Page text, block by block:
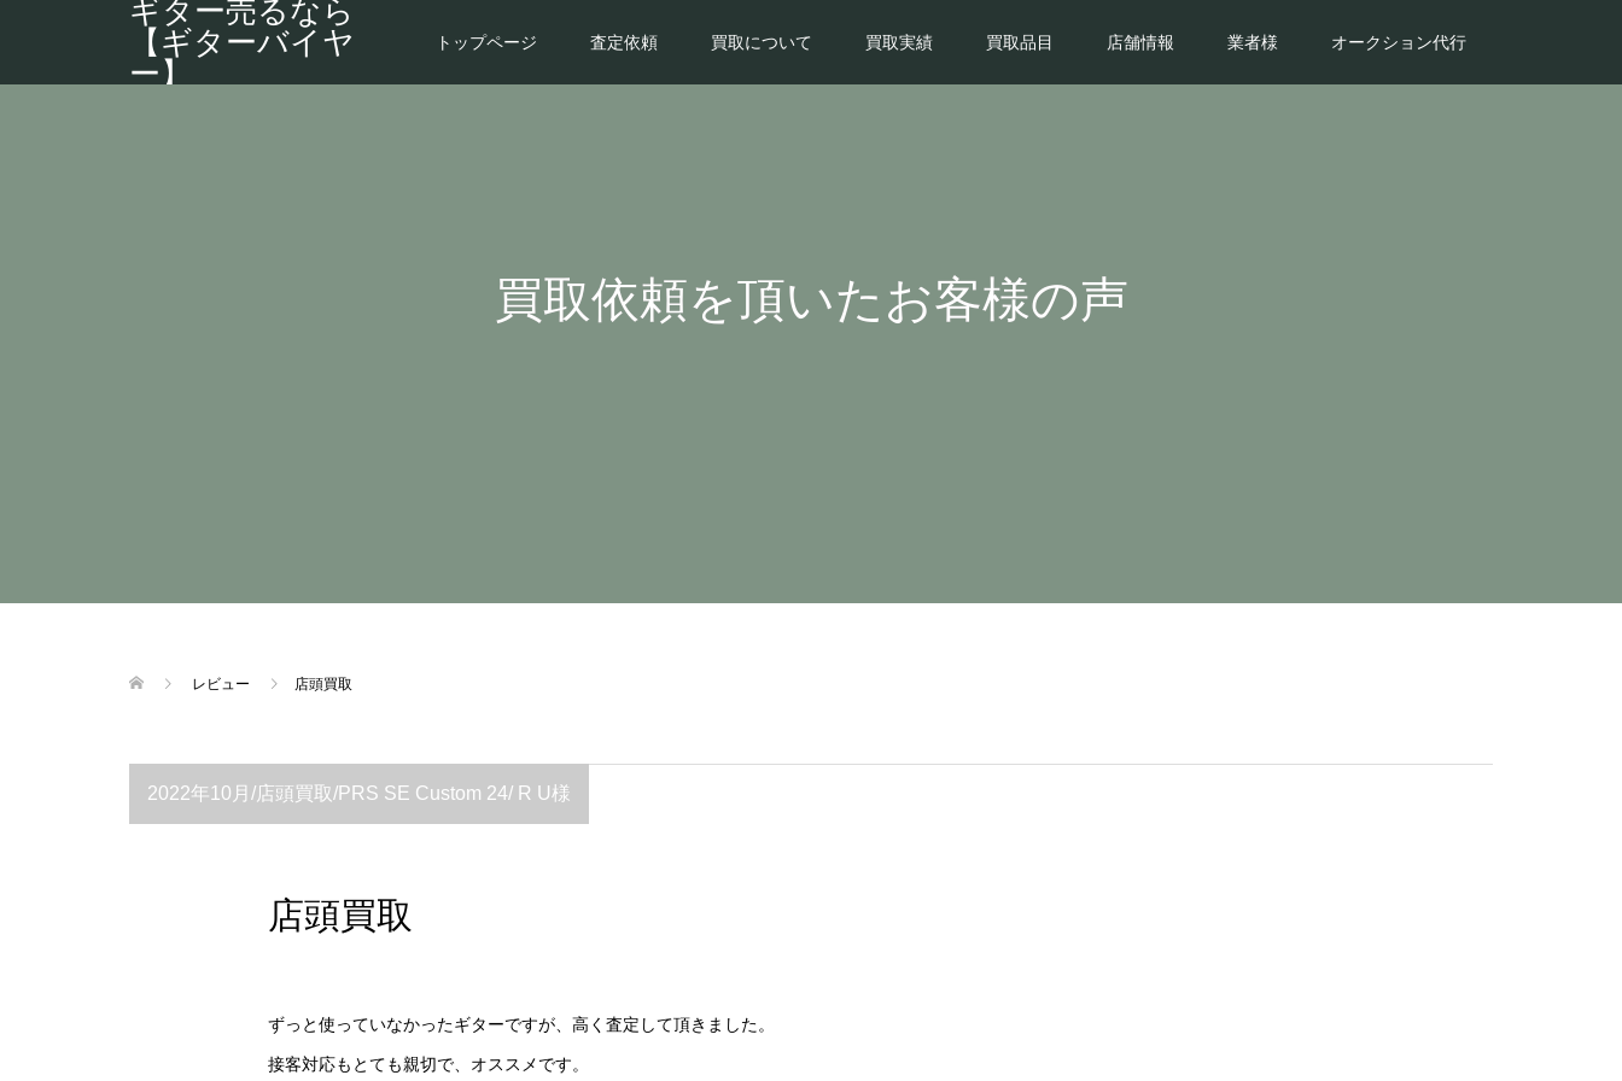
ギター売るなら
【ギターバイヤ
ー】
トップページ 査定依頼 買取について 買取実績 買取品目 店舗情報 業者様 オークション代行
買取依頼を頂いたお客様の声
レビュー 店頭買取
2022年10月/店頭買取/PRS SE Custom 24/ R U様
店頭買取
ずっと使っていなかったギターですが、高く査定して頂きました。
接客対応もとても親切で、オススメです。